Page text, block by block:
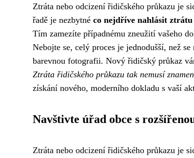
Ztráta nebo odcizení řidičského průkazu je
řadě je nezbytné co nejdříve nahlásit
Tím zamezíte případnému zneužití vašeho
Nebojte se, celý proces je jednodušší, než
barevnou fotografii. Nový řidičský průkaz
Ztráta řidičského průkazu tak nemusí
získání nového, moderního dokladu s vaší
Navštivte úřad obce s
Ztráta nebo odcizení řidičského průkazu je